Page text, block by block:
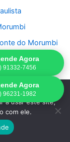
do Morumbi
Perdizes
Acacias
Saúde
Agora
91332-7456
Agora
96231-1982
a melhor
a usar este site,
com ele.